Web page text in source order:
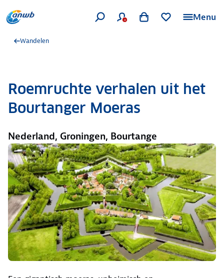
Menu
Wandelen
Roemruchte verhalen uit het
Bourtanger Moeras
Nederland, Groningen, Bourtange